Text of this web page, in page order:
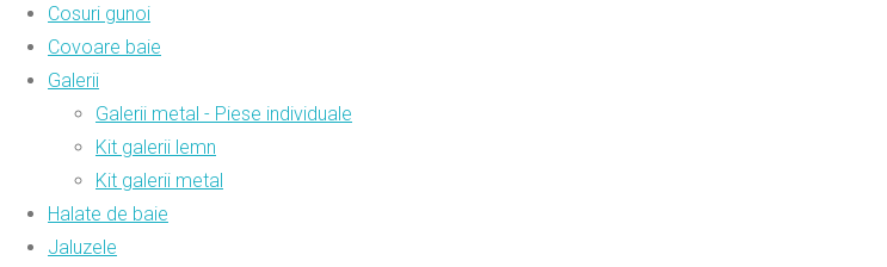
Cosuri gunoi
Covoare baie
Galerii
Galerii metal - Piese individuale
Kit galerii lemn
Kit galerii metal
Halate de baie
Jaluzele